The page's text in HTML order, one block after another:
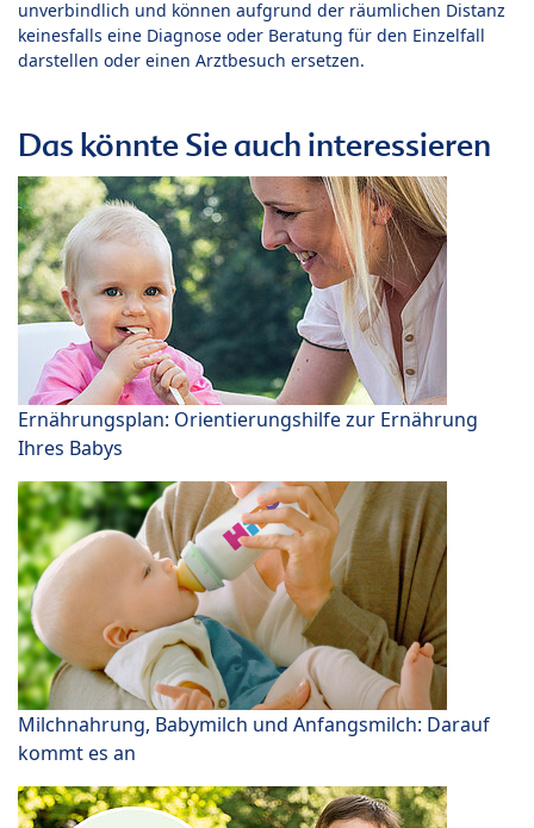
unverbindlich und können aufgrund der räumlichen Distanz
keinesfalls eine Diagnose oder Beratung für den Einzelfall
darstellen oder einen Arztbesuch ersetzen.
Das könnte Sie auch interessieren
Ernährungsplan: Orientierungshilfe zur Ernährung
Ihres Babys
Milchnahrung, Babymilch und Anfangsmilch: Darauf
kommt es an